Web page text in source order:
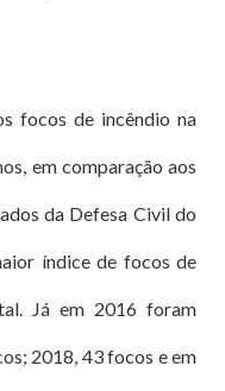
focos de incêndio na
em comparação aos
da Defesa Civil do
índice de focos de
Já em 2016 foram
2018, 43 focos e em